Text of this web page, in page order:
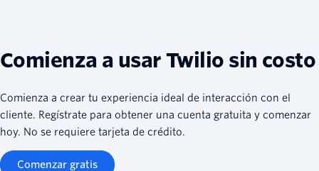
Comienza a usar Twilio sin costo
Comienza a crear tu experiencia ideal de interacción con el
cliente. Regístrate para obtener una cuenta gratuita y comenzar
hoy. No se requiere tarjeta de crédito.
Comenzar gratis